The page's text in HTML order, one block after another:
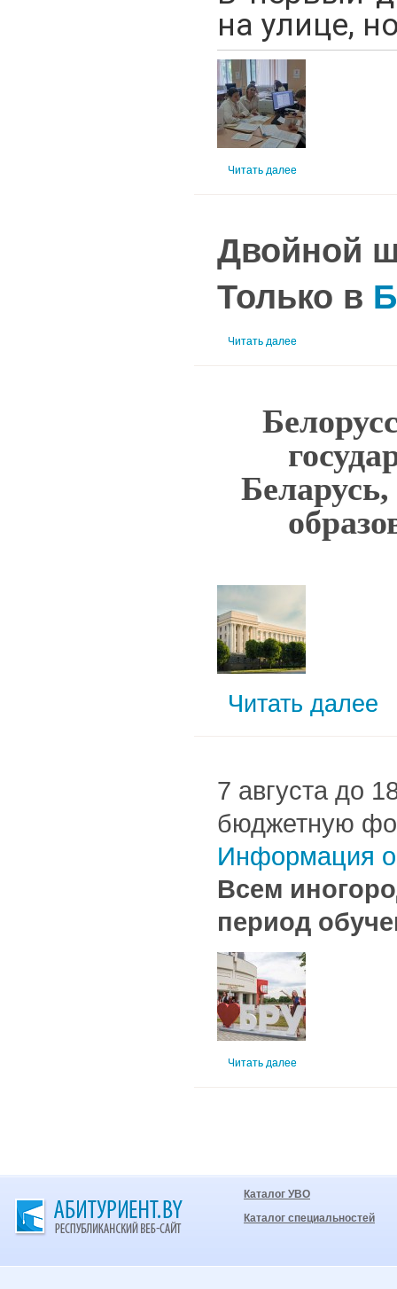
на улице,
Читать далее
Двойной
Только в
Читать далее
Читать далее
7 августа до
бюджетную
Информация о
Всем
период
Читать далее
Каталог УВО
Каталог специальностей